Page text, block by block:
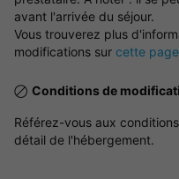
avant l'arrivée du séjour.
Vous trouverez plus
modifications sur cette page
Conditions de
Référez-vous aux
détail de l'hébergement.